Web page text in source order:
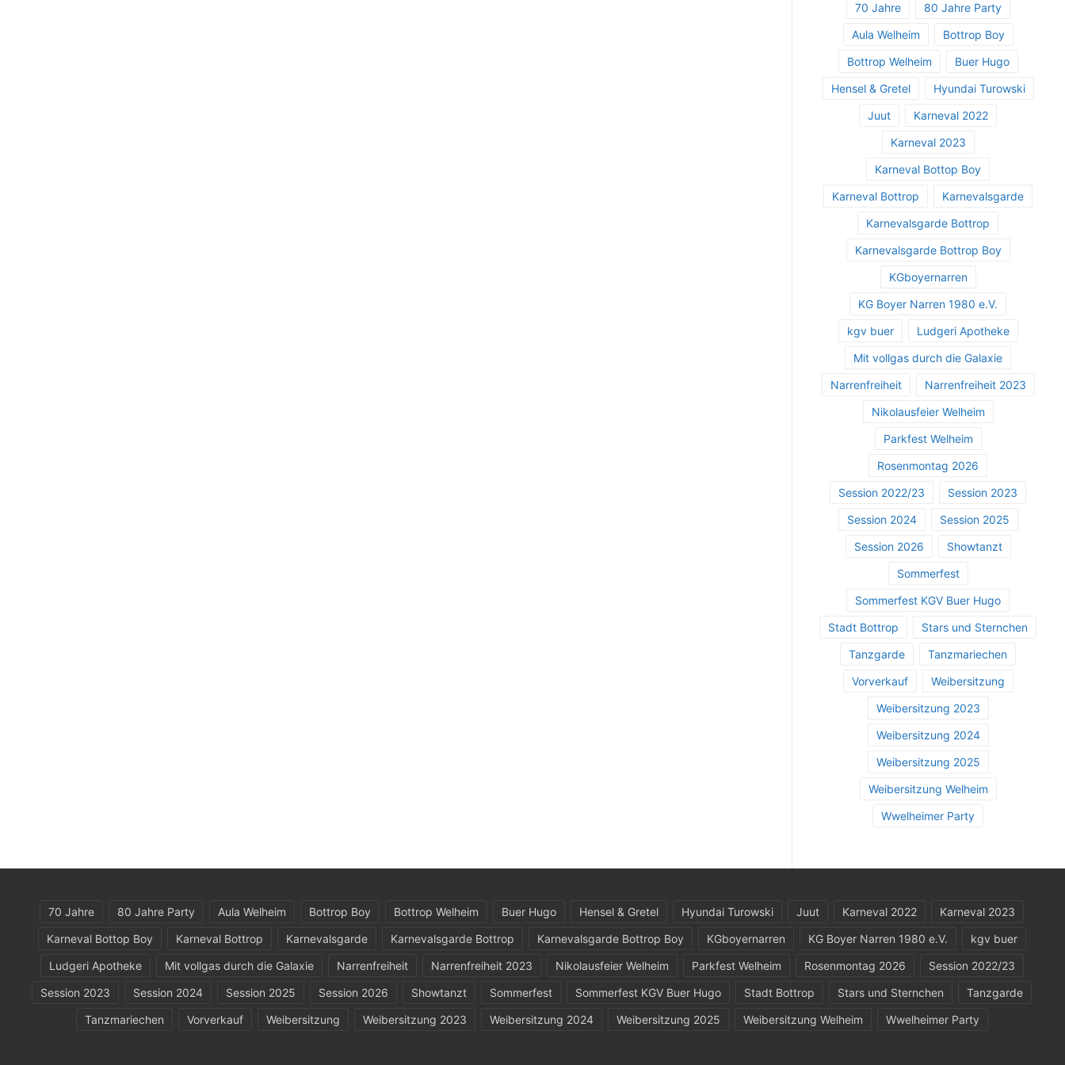
70 Jahre
80 Jahre Party
Aula Welheim
Bottrop Boy
Bottrop Welheim
Buer Hugo
Hensel & Gretel
Hyundai Turowski
Juut
Karneval 2022
Karneval 2023
Karneval Bottop Boy
Karneval Bottrop
Karnevalsgarde
Karnevalsgarde Bottrop
Karnevalsgarde Bottrop Boy
KGboyernarren
KG Boyer Narren 1980 e.V.
kgv buer
Ludgeri Apotheke
Mit vollgas durch die Galaxie
Narrenfreiheit
Narrenfreiheit 2023
Nikolausfeier Welheim
Parkfest Welheim
Rosenmontag 2026
Session 2022/23
Session 2023
Session 2024
Session 2025
Session 2026
Showtanzt
Sommerfest
Sommerfest KGV Buer Hugo
Stadt Bottrop
Stars und Sternchen
Tanzgarde
Tanzmariechen
Vorverkauf
Weibersitzung
Weibersitzung 2023
Weibersitzung 2024
Weibersitzung 2025
Weibersitzung Welheim
Wwelheimer Party
70 Jahre 80 Jahre Party Aula Welheim Bottrop Boy Bottrop Welheim Buer Hugo Hensel & Gretel Hyundai Turowski Juut Karneval 2022
Karneval 2023
Karneval Bottop Boy
Karneval Bottrop Karnevalsgarde Karnevalsgarde Bottrop Karnevalsgarde Bottrop Boy KGboyernarren KG Boyer Narren 1980 e.V.
kgv buer
Ludgeri Apotheke
Mit vollgas durch die Galaxie Narrenfreiheit Narrenfreiheit 2023 Nikolausfeier Welheim Parkfest Welheim Rosenmontag 2026
Session 2022/23
Session 2023
Session 2024 Session 2025 Session 2026 Showtanzt Sommerfest Sommerfest KGV Buer Hugo Stadt Bottrop Stars und Sternchen
Tanzgarde
Tanzmariechen
Vorverkauf Weibersitzung Weibersitzung 2023 Weibersitzung 2024 Weibersitzung 2025 Weibersitzung Welheim Wwelheimer Party